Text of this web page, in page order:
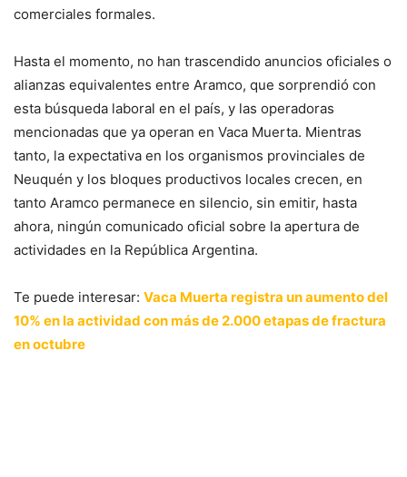
comerciales formales.
Hasta el momento, no han trascendido anuncios oficiales o
alianzas equivalentes entre Aramco, que sorprendió con
esta búsqueda laboral en el país, y las operadoras
mencionadas que ya operan en Vaca Muerta. Mientras
tanto, la expectativa en los organismos provinciales de
Neuquén y los bloques productivos locales crecen, en
tanto Aramco permanece en silencio, sin emitir, hasta
ahora, ningún comunicado oficial sobre la apertura de
actividades en la República Argentina.
Te puede interesar: Vaca Muerta registra un aumento del
10% en la actividad con más de 2.000 etapas de fractura
en octubre